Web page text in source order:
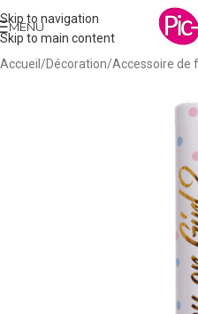
Skip to navigation
Skip to main content
MENU
Accueil /Décoration/Accessoire de